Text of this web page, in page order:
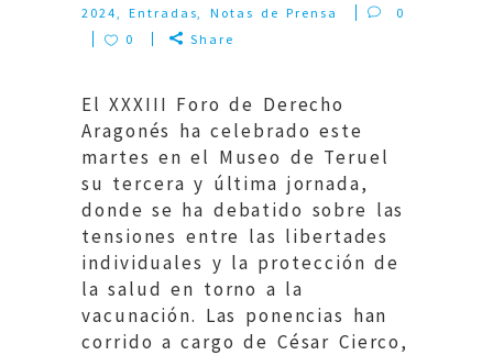
2024,Entradas, Notas de Prensa
0
0
Share
El XXXIII Foro de Derecho
Aragonés ha celebrado este
martes en el Museo de Teruel
su tercera y última jornada,
donde se ha debatido sobre las
tensiones entre las libertades
individuales y la protección de
la salud en torno a la
vacunación. Las ponencias han
corrido a cargo de César Cierco,